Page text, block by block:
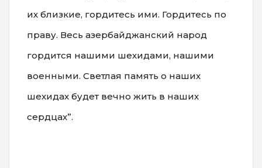
их близкие, гордитесь ими. Гордитесь по
праву. Весь азербайджанский народ
гордится нашими шехидами, нашими
военными. Светлая память о наших
шехидах будет вечно жить в наших
сердцах”.